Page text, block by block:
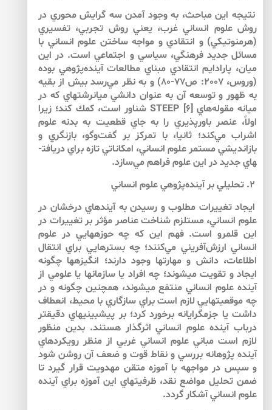
نتيجه اين مباحث، به وجود آمدن سه گرايش محوري در
روش علوم انساني غرب، يعني روش تجربي، تفسيري
(هرمنوتيكي) و انتقادي و مواجه ساختن علوم انساني با
مسائل جديد فرهنگي، سياسي و اجتماعي است. در اين
ميان، پارادايم انتقادي مبناي مطالعات آينده‌پژوهي بوده
(وروس، 2007: ص77-80) و به نظر مي‌رسد بيش از بقيه
به ظهور و توسعه آن به عنوان دانشي ميان­رشته­اي كه در
ميانه مقوله‌هاي STEEP [6] شناور است، كمك كند؛ زيرا
اولاً، عنصر باورپذيري را به جاي قطعيت به بدنه علوم
اشراب مي‌كند؛ ثانيا، با تمركز بر گفت‌وگو، بازنگري و
بازانديشي مستمر علوم انساني، امكاناتي تازه براي دريافت­
هاي جديد در اين علوم فراهم مي‌سازد.
۲. تحليلي بر آينده‌پژوهي علوم انساني
ايجاد تغييرات مطلوب و رسيدن به آينده­اي درخشان در
علوم انساني، مستلزم شناخت عناصر مؤثر بر تغييرات در
اين قلمرو است. فهم اين كه چه حوزه­هايي در علوم
انساني ارزش‌آفريني مي‌كنند؛ چه بسترهايي براي انتقال
اطلاعات، دانش و مهارت­ها وجود دارند؛ انگيزه­ها چگونه
ايجاد و تقويت مي­شوند؛ چه افراد يا سازمان­ها يا علومي از
آينده علوم انساني منتفع مي­شوند، همچنين چگونه و در
چه موقعيت­هايي لازم است براي سازگاري با محيط، انعطاف
داشت يا جزم­گرايانه برخورد كرد؛ بر پيش­بيني­هاي دقيق­تر
درباب آينده علوم انساني اثرگذار هستند. بدين منظور
لازم است مباني علوم انساني غربي از منظر رويكردهاي
آينده پژوهانه بررسي و نقاط قوت و ضعف آن روشن شود
و سپس در مواجهه با آموزه متقن مهدويت قرار گيرد تا
ضمن تحليل مواضع نقد، ظرفيت­هاي اين آموزه براي آينده
علوم انساني آشكار گردد.